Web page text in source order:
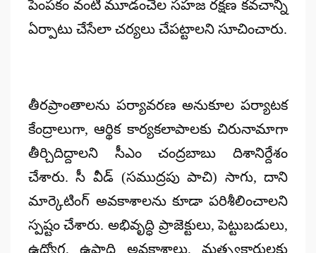
పెంపకం వంటి మూడంచెల సహజ రక్షణ కవచాన్ని
ఏర్పాటు చేసేలా చర్యలు చేపట్టాలని సూచించారు.
తీరప్రాంతాలను పర్యావరణ అనుకూల పర్యాటక
కేంద్రాలుగా, ఆర్థిక కార్యకలాపాలకు చిరునామాగా
తీర్చిదిద్దాలని సీఎం చంద్రబాబు దిశానిర్దేశం
చేశారు. సీ వీడ్ (సముద్రపు పాచి) సాగు, దాని
మార్కెటింగ్ అవకాశాలను కూడా పరిశీలించాలని
స్పష్టం చేశారు. అభివృద్ధి ప్రాజెక్టులు, పెట్టుబడులు,
ఉద్యోగ, ఉపాధి అవకాశాలు, మత్స్యకారులకు